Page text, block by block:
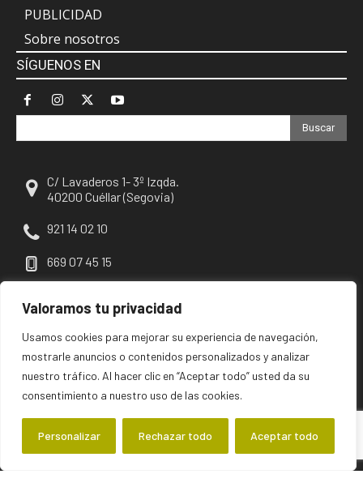
Valoramos tu privacidad
Usamos cookies para mejorar su experiencia de navegación,
mostrarle anuncios o contenidos personalizados y analizar
nuestro tráfico. Al hacer clic en “Aceptar todo” usted da su
consentimiento a nuestro uso de las cookies.
Personalizar Rechazar todo Aceptar todo
PUBLICIDAD
Sobre nosotros
SÍGUENOS EN
Buscar
C/ Lavaderos 1- 3º Izqda.
40200 Cuéllar (Segovia)
921 14 02 10
669 07 45 15